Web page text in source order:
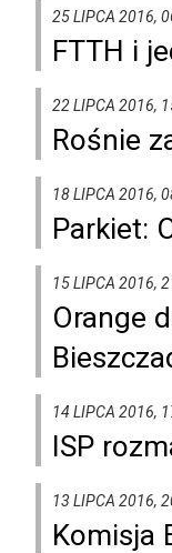
25 LIPCA 2016,
FTTH i
22 LIPCA 2016,
Rośnie
18 LIPCA 2016,
Parkiet:
15 LIPCA 2016,
Orange
14 LIPCA 2016,
ISP
13 LIPCA 2016,
Komisja